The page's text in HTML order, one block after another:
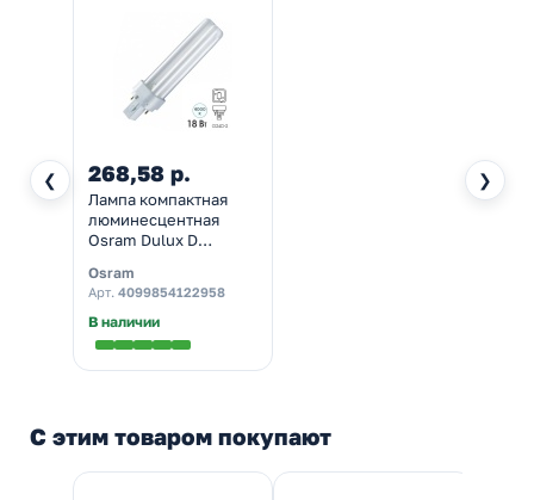
❮ ❯
268,58 р.
Лампа компактная
люминесцентная
Osram Dulux D
2 холодно-белая
Osram
Арт. 4099854122958
В наличии
С этим товаром покупают